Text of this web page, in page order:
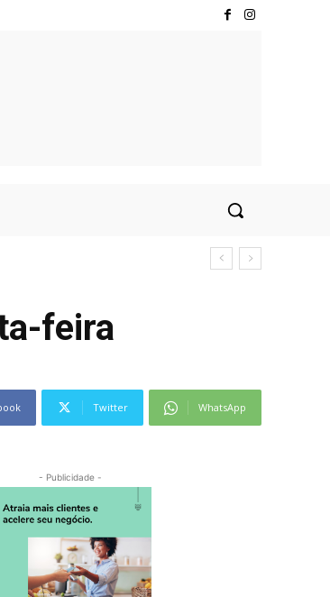
feira
Twitter WhatsApp
- Publicidade -